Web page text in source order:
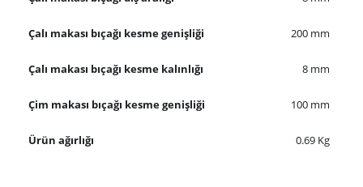
Çalı makası bıçağı kesme genişliği 200 mm
Çalı makası bıçağı kesme kalınlığı 8 mm
Çim makası bıçağı kesme genişliği 100 mm
Ürün ağırlığı 0.69 Kg